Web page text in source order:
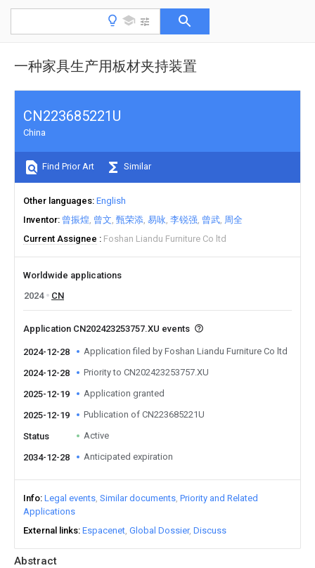
一种家具生产用板材夹持装置
Abstract
CN223685221U
China
Find Prior Art Similar
Other languages English
Inventor 曾振煌 曾文 甄荣添 易咏 李锐强 曾武 周全
Current Assignee
Foshan Liandu Furniture Co ltd
Worldwide applications
2024
CN
Application CN202423253757.XU events
2024-12-28 Application filed by Foshan Liandu Furniture Co ltd
2024-12-28 Priority to CN202423253757.XU
2025-12-19 Application granted
2025-12-19 Publication of CN223685221U
Status Active
2034-12-28 Anticipated expiration
Info Legal events Similar documents Priority and Related
Applications
External links Espacenet Global Dossier Discuss